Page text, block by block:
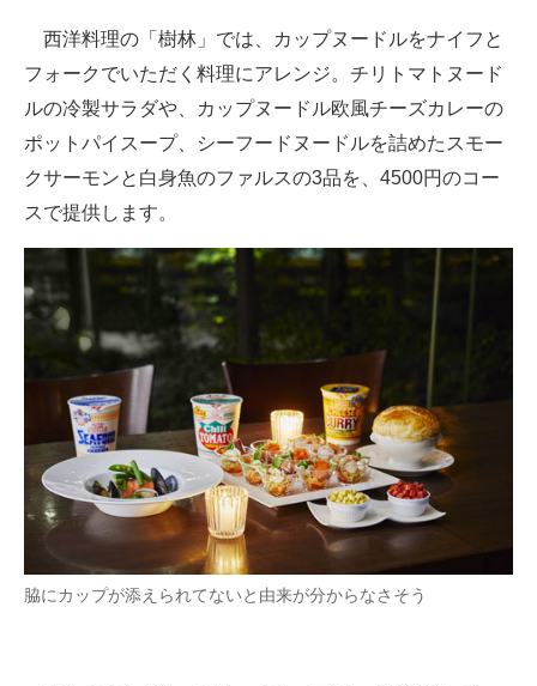
西洋料理の「樹林」では、カップヌードルをナイフと
フォークでいただく料理にアレンジ。チリトマトヌード
ルの冷製サラダや、カップヌードル欧風チーズカレーの
ポットパイスープ、シーフードヌードルを詰めたスモー
クサーモンと白身魚のファルスの3品を、4500円のコー
スで提供します。
脇にカップが添えられてないと由来が分からなさそう